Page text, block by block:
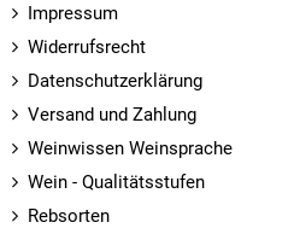
Impressum
Widerrufsrecht
Datenschutzerklärung
Versand und Zahlung
Weinwissen Weinsprache
Wein - Qualitätsstufen
Rebsorten